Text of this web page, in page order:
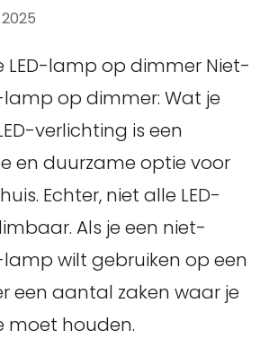
lamp op dimmer Niet-
op dimmer: Wat je
verlichting is een
en duurzame optie voor
Echter, niet alle LED-
Als je een niet-
wilt gebruiken op een
een aantal zaken waar je
moet houden.